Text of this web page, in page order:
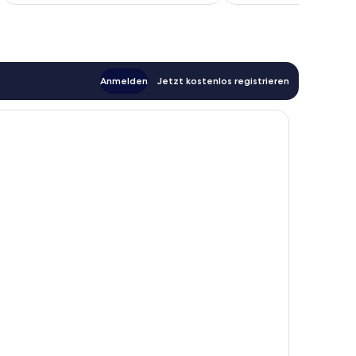
Anmelden Jetzt kostenlos registrieren